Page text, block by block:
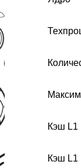
Кэш L1
Кэш L1